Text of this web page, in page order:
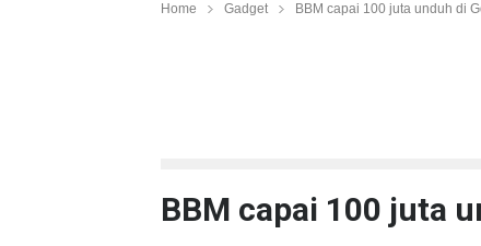
Home Gadget BBM capai 100 juta unduh di
BBM capai 100 juta